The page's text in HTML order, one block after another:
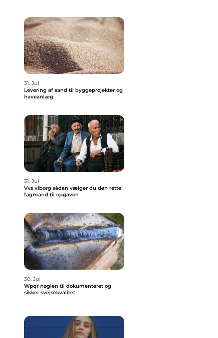
31. Jul
Levering af sand til byggeprojekter og
haveanlæg
31. Jul
Vvs viborg sådan vælger du den rette
fagmand til opgaven
30. Jul
Wpqr nøglen til dokumenteret og
sikker svejsekvalitet